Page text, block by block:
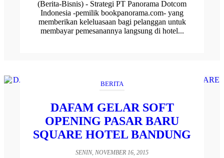
(Berita-Bisnis) - Strategi PT Panorama Dotcom
Indonesia -pemilik bookpanorama.com- yang
memberikan keleluasaan bagi pelanggan untuk
membayar pemesanannya langsung di hotel...
BERITA
DAFAM GELAR SOFT
OPENING PASAR BARU
SQUARE HOTEL BANDUNG
SENIN, NOVEMBER 16, 2015